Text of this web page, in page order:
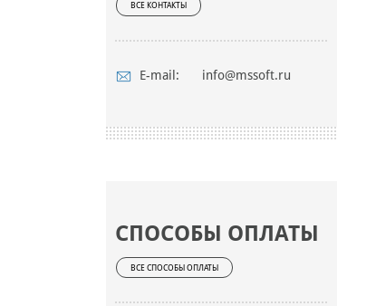
ВСЕ КОНТАКТЫ
E-mail: info@mssoft.ru
СПОСОБЫ ОПЛАТЫ
ВСЕ СПОСОБЫ ОПЛАТЫ